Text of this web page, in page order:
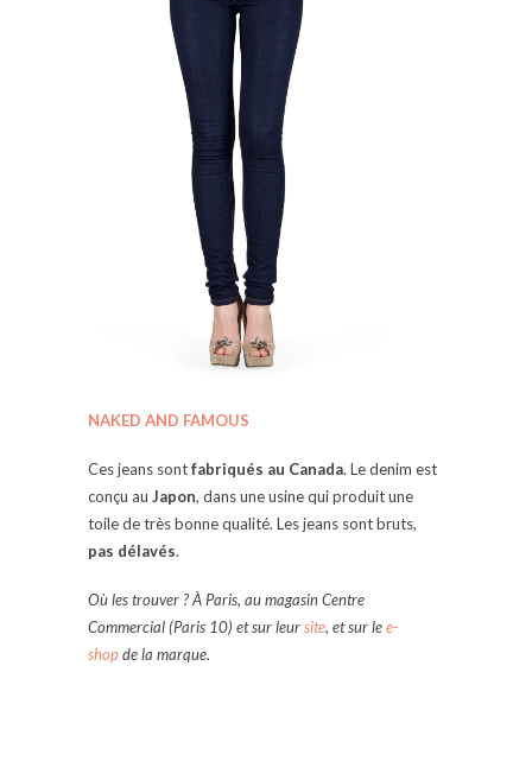
NAKED AND FAMOUS
Ces jeans sontfabriqués au Canada. Le denim est
conçu au Japon, dans une usine qui produit une
toile de très bonne qualité. Les jeans sont bruts,
pas délavés.
Où les trouver ? À Paris, au magasin Centre
Commercial (Paris 10) et sur leursite, et sur lee-
shopde la marque.